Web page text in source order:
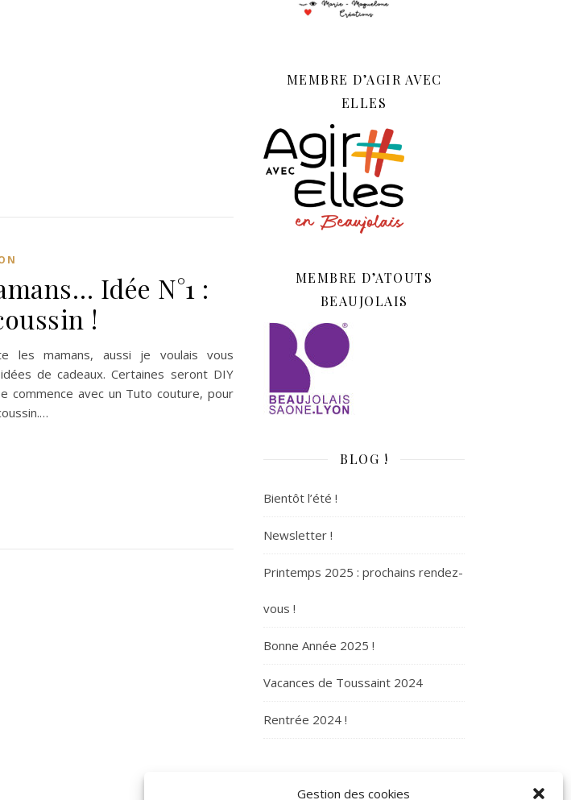
Gestion des cookies
Idée N°1 :
!
les mamans, aussi je voulais vous
de cadeaux. Certaines seront DIY
commence avec un Tuto couture, pour
MEMBRE D’AGIR AVEC
ELLES
MEMBRE D’ATOUTS
BEAUJOLAIS
BLOG !
Bientôt l’été !
Newsletter !
Printemps 2025 : prochains rendez-
vous !
Bonne Année 2025 !
Vacances de Toussaint 2024
Rentrée 2024 !